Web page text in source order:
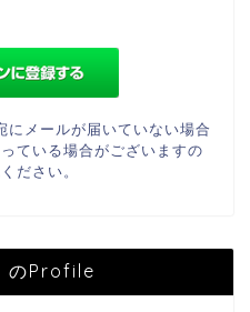
メールが届いていない場合
ている場合がございますの
ださい。
のProfile